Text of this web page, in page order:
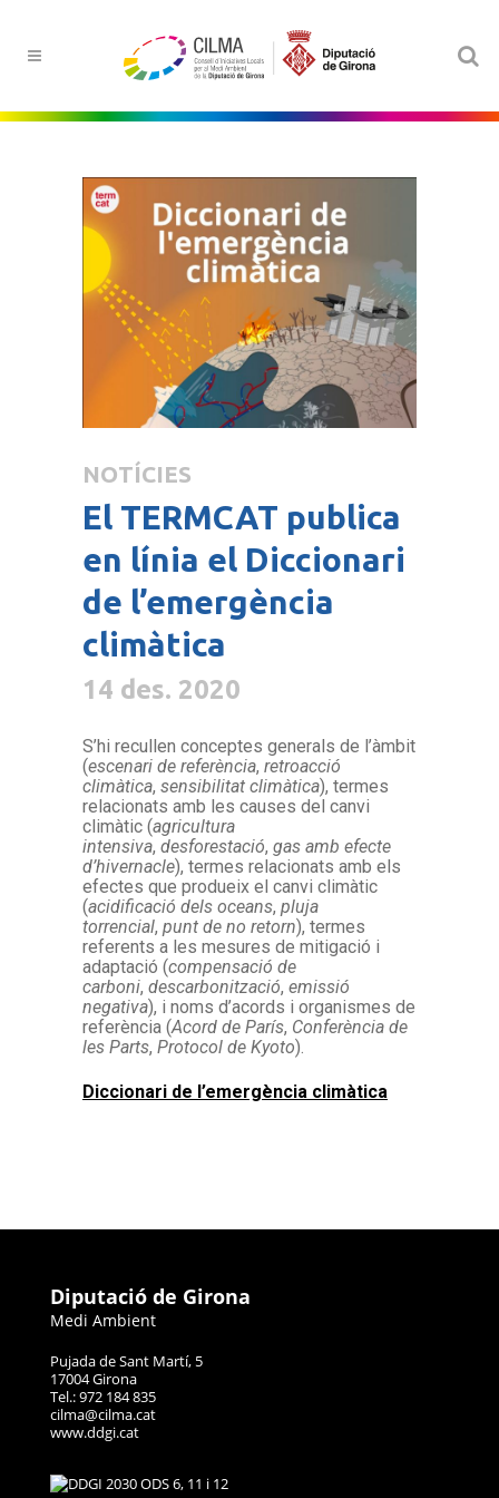
NOTÍCIES
El TERMCAT publica
en línia el Diccionari
de l’emergència
climàtica
14 des. 2020
S’hi recullen conceptes generals de l’àmbit
(escenari de referència, retroacció
climàtica, sensibilitat climàtica), termes
relacionats amb les causes del canvi
climàtic (agricultura
intensiva, desforestació, gas amb efecte
d’hivernacle), termes relacionats amb els
efectes que produeix el canvi climàtic
(acidificació dels oceans, pluja
torrencial, punt de no retorn), termes
referents a les mesures de mitigació i
adaptació (compensació de
carboni, descarbonització, emissió
negativa), i noms d’acords i organismes de
referència (Acord de París, Conferència de
les Parts, Protocol de Kyoto).
Diccionari de l’emergència climàtica
Diputació de Girona
Medi Ambient
Pujada de Sant Martí, 5
17004 Girona
Tel.: 972 184 835
cilma@cilma.cat
www.ddgi.cat